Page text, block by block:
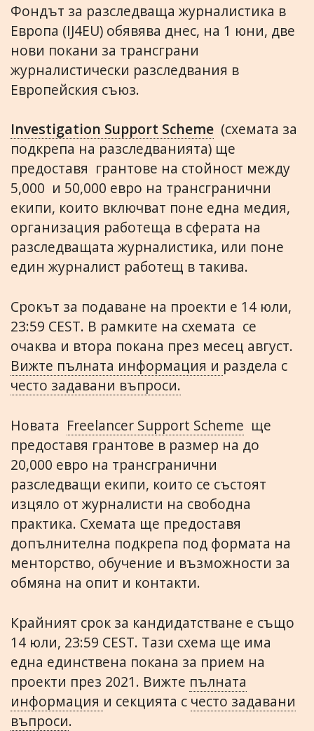
Фондът за разследваща журналистика в
Европа (IJ4EU) обявява днес, на 1 юни, две
нови покани за трансграни
журналистически разследвания в
Европейския съюз.
Investigation Support Scheme (схемата за
подкрепа на разследванията) ще
предоставя грантове на стойност между
5,000 и 50,000 евро на трансгранични
екипи, които включват поне една медия,
организация работеща в сферата на
разследващата журналистика, или поне
един журналист работещ в такива.
Срокът за подаване на проекти е 14 юли,
23:59 CEST. В рамките на схемата се
очаква и втора покана през месец август.
Вижте пълната информация и раздела с
често задавани въпроси.
Новата Freelancer Support Scheme ще
предоставя грантове в размер на до
20,000 евро на трансгранични
разследващи екипи, които се състоят
изцяло от журналисти на свободна
практика. Схемата ще предоставя
допълнителна подкрепа под формата на
менторство, обучение и възможности за
обмяна на опит и контакти.
Крайният срок за кандидатстване е също
14 юли, 23:59 CEST. Тази схема ще има
една единствена покана за прием на
проекти през 2021. Вижте пълната
информация и секцията с често задавани
въпроси.